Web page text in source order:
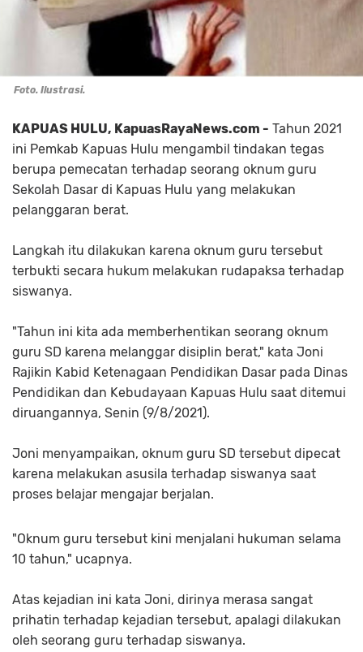
Foto. Ilustrasi.
KAPUAS HULU, KapuasRayaNews.com - Tahun 2021
ini Pemkab Kapuas Hulu mengambil tindakan tegas
berupa pemecatan terhadap seorang oknum guru
Sekolah Dasar di Kapuas Hulu yang melakukan
pelanggaran berat.
Langkah itu dilakukan karena oknum guru tersebut
terbukti secara hukum melakukan rudapaksa terhadap
siswanya.
"Tahun ini kita ada memberhentikan seorang oknum
guru SD karena melanggar disiplin berat," kata Joni
Rajikin Kabid Ketenagaan Pendidikan Dasar pada Dinas
Pendidikan dan Kebudayaan Kapuas Hulu saat ditemui
diruangannya, Senin (9/8/2021).
Joni menyampaikan, oknum guru SD tersebut dipecat
karena melakukan asusila terhadap siswanya saat
proses belajar mengajar berjalan.
"Oknum guru tersebut kini menjalani hukuman selama
10 tahun," ucapnya.
Atas kejadian ini kata Joni, dirinya merasa sangat
prihatin terhadap kejadian tersebut, apalagi dilakukan
oleh seorang guru terhadap siswanya.